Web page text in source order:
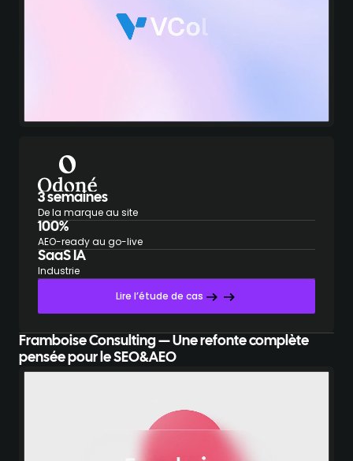
3 semaines
De la marque au site
100%
AEO-ready au go-live
SaaS IA
Industrie
Lire l’étude de cas
Framboise Consulting — Une refonte complète
pensée pour le SEO&AEO